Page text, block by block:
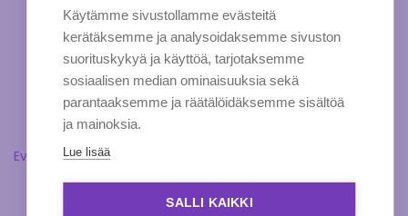
Evästeasetukset
Käytämme sivustollamme evästeitä
kerätäksemme ja analysoidaksemme sivuston
suorituskykyä ja käyttöä, tarjotaksemme
sosiaalisen median ominaisuuksia sekä
parantaaksemme ja räätälöidäksemme sisältöä
ja mainoksia.
Lue lisää
SALLI KAIKKI